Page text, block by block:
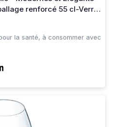
renforcé 55 cl-Verre
la santé, à consommer avec